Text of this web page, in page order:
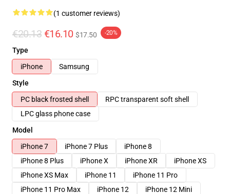
(1 customer reviews)
€20.13 €16.10 $17.50 -20%
Type
iPhone
Samsung
Style
PC black frosted shell
RPC transparent soft shell
LPC glass phone case
Model
iPhone 7
iPhone 7 Plus
iPhone 8
iPhone 8 Plus
iPhone X iPhone XR
iPhone XS
iPhone XS Max
iPhone 11
iPhone 11 Pro
iPhone 11 Pro Max
iPhone 12
iPhone 12 Mini